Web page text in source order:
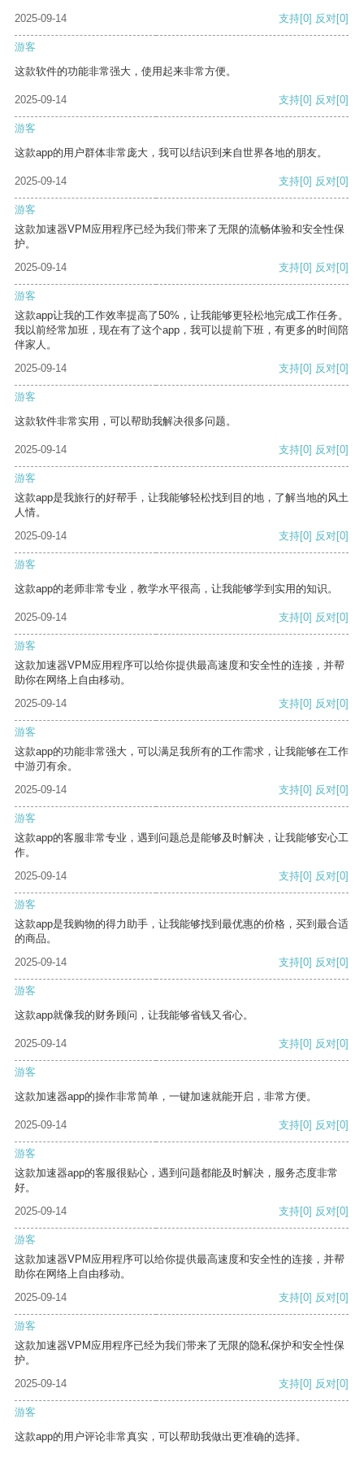
2025-09-14 支持[0] 反对[0]
游客
这款软件的功能非常强大，使用起来非常方便。
2025-09-14 支持[0] 反对[0]
游客
这款app的用户群体非常庞大，我可以结识到来自世界各地的朋友。
2025-09-14 支持[0] 反对[0]
游客
这款加速器VPM应用程序已经为我们带来了无限的流畅体验和安全性保
护。
2025-09-14
支持[0] 反对[0]
游客
这款app让我的工作效率提高了50%，让我能够更轻松地完成工作任务。
我以前经常加班，现在有了这个app，我可以提前下班，有更多的时间陪
伴家人。
2025-09-14
支持[0] 反对[0]
游客
这款软件非常实用，可以帮助我解决很多问题。
2025-09-14 支持[0] 反对[0]
游客
这款app是我旅行的好帮手，让我能够轻松找到目的地，了解当地的风土
人情。
2025-09-14
支持[0] 反对[0]
游客
这款app的老师非常专业，教学水平很高，让我能够学到实用的知识。
2025-09-14 支持[0] 反对[0]
游客
这款加速器VPM应用程序可以给你提供最高速度和安全性的连接，并帮
助你在网络上自由移动。
2025-09-14
支持[0] 反对[0]
游客
这款app的功能非常强大，可以满足我所有的工作需求，让我能够在工作
中游刃有余。
2025-09-14
支持[0] 反对[0]
游客
这款app的客服非常专业，遇到问题总是能够及时解决，让我能够安心工
作。
2025-09-14
支持[0] 反对[0]
游客
这款app是我购物的得力助手，让我能够找到最优惠的价格，买到最合适
的商品。
2025-09-14
支持[0] 反对[0]
游客
这款app就像我的财务顾问，让我能够省钱又省心。
2025-09-14 支持[0] 反对[0]
游客
这款加速器app的操作非常简单，一键加速就能开启，非常方便。
2025-09-14 支持[0] 反对[0]
游客
这款加速器app的客服很贴心，遇到问题都能及时解决，服务态度非常
好。
2025-09-14
支持[0] 反对[0]
游客
这款加速器VPM应用程序可以给你提供最高速度和安全性的连接，并帮
助你在网络上自由移动。
2025-09-14
支持[0] 反对[0]
游客
这款加速器VPM应用程序已经为我们带来了无限的隐私保护和安全性保
护。
2025-09-14
支持[0] 反对[0]
游客
这款app的用户评论非常真实，可以帮助我做出更准确的选择。